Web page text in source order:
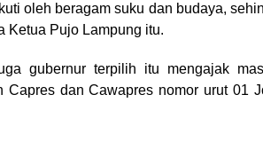
oleh beragam suku dan budaya,
Ketua Pujo Lampung itu.
gubernur terpilih itu mengajak
Capres dan Cawapres nomor urut 01